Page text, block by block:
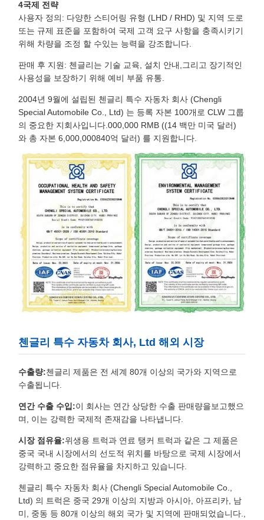
4국제 전략
사용자 정의: 다양한 스티어링 유형 (LHD / RHD) 및 지역 도로
또는 규제 표준을 포함하여 국제 고객 요구 사항을 충족시키기
위해 차량을 조정 할 수있는 능력을 강조합니다.
판매 후 지원: 첸글리는 기술 교육, 설치 안내,그리고 장기적인
사용성을 보장하기 위해 예비 부품 유통.
2004년 9월에 설립된 첸글리 특수 자동차 회사 (Chengli
Special Automobile Co., Ltd) 는 등록 자본 100개로 CLW 그룹
의 중요한 지회사입니다.000,000 RMB ((14 백만 미국 달러)
와 총 자본 6,000,000840억 달러) 를 지원합니다.
첸글리 특수 자동차 회사, Ltd 해외 시장
수출량:첸글리 제품은 전 세계 80개 이상의 국가와 지역으로
수출됩니다.
연간 수출 수입:이 회사는 연간 상당한 수출 판매량을보고했으
며, 이는 강력한 국제적 존재감을 나타냅니다.
시장 점유율:위생용 트럭과 연료 탱커 트럭과 같은 그 제품은
중국 국내 시장에서의 선도적 위치를 바탕으로 국제 시장에서
강력하고 중요한 점유율을 차지하고 있습니다.
첸글리 특수 자동차 회사 (Chengli Special Automobile Co.,
Ltd) 의 트럭은 중국 29개 이상의 지방과 아시아, 아프리카, 남
미, 중동 등 80개 이상의 해외 국가 및 지역에 판매되었습니다.,